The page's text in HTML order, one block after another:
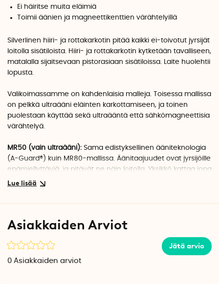
Ei häiritse muita eläimiä
Toimii äänien ja magneettikenttien värähtelyillä
Silverlinen hiiri- ja rottakarkotin pitää kaikki ei-toivotut jyrsijät
loitolla sisätiloista. Hiiri- ja rottakarkotin kytketään tavalliseen,
matalalla sijaitsevaan pistorasiaan sisätiloissa. Laite huolehtii
lopusta.
Valikoimassamme on kahdenlaisia malleja. Toisessa mallissa
on pelkkä ultraääni eläinten karkottamiseen, ja toinen
puolestaan käyttää sekä ultraääntä että sähkömagneettisia
värähtelyä.
MR50 (vain ultraääni): Sama edistyksellinen ääniteknologia
(A-Guard®) kuin MR80-mallissa. Äänitaajuudet ovat jyrsijöille
epämiellyttäviä, ja pitävät ne näin loitolla. Yksikkö kattaa jopa
50 m²:n huonetilan. Ääni ei vaikuta lemmikkieläimiin ihmisiin.
Pitää jyrsijät loitolla SilverlineA-Guard®
karkottaa sekä hiiriä että rottia.Se on
Asiakkaiden Arviot
Jätä arvio
0 Asiakkaiden arviot